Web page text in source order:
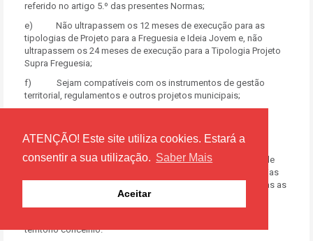
ATENÇÃO! Este site utiliza cookies. Estará a
consentir a sua utilização. Saber Mais
Aceitar
referido no artigo 5.º das presentes Normas;
e) Não ultrapassem os 12 meses de execução para as
tipologias de Projeto para a Freguesia e Ideia Jovem e, não
ultrapassem os 24 meses de execução para a Tipologia Projeto
Supra Freguesia;
f) Sejam compatíveis com os instrumentos de gestão
territorial, regulamentos e outros projetos municipais;
encontram listados no Artigo 27.º;
h) Sejam dirigidas à freguesia onde decorra a sessão de
participação, ou, sejam dirigidas a 2 (duas) ou mais freguesias
no caso da sessão de participação na qual são apresentadas as
propostas para a Tipologia de Projeto Supra Freguesia.
território concelhio.